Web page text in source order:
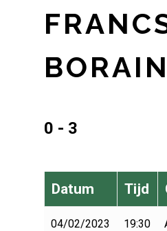
0 - 3
Datum Tijd
04/02/2023 19:30